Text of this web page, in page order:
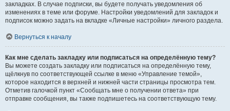
закладках. В случае подписки, вы будете получать уведомления об
изменениях в теме или форуме. Настройки уведомлений для закладок и
подписок можно задать на вкладке «Личные настройки» личного раздела.
Вернуться к началу
Как мне сделать закладку или подписаться на определённую тему?
Вы можете создать закладку или подписаться на определённую тему,
щёлкнув по соответствующей ссылке в меню «Управление темой»,
которое находится в верхней и нижней части страницы просмотра тем.
Отметив галочкой пункт «Сообщать мне о получении ответа» при
отправке сообщения, вы также подпишетесь на соответствующую тему.